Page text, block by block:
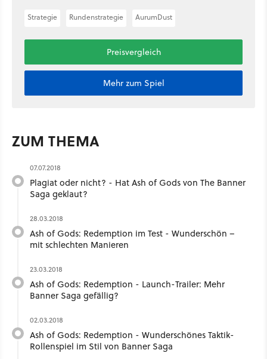
Strategie Rundenstrategie AurumDust
Preisvergleich
Mehr zum Spiel
ZUM THEMA
07.07.2018
Plagiat oder nicht? - Hat Ash of Gods von The Banner
Saga geklaut?
28.03.2018
Ash of Gods: Redemption im Test - Wunderschön –
mit schlechten Manieren
23.03.2018
Ash of Gods: Redemption - Launch-Trailer: Mehr
Banner Saga gefällig?
02.03.2018
Ash of Gods: Redemption - Wunderschönes Taktik-
Rollenspiel im Stil von Banner Saga